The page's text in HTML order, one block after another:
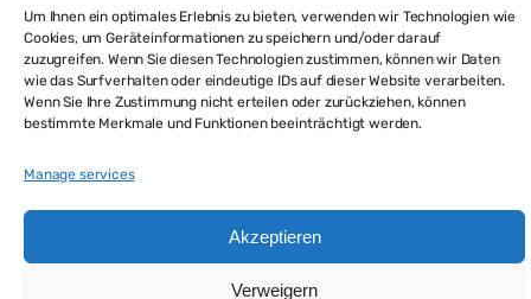
Um Ihnen ein optimales Erlebnis zu bieten, verwenden wir Technologien wie
Cookies, um Geräteinformationen zu speichern und/oder darauf
zuzugreifen. Wenn Sie diesen Technologien zustimmen, können wir Daten
wie das Surfverhalten oder eindeutige IDs auf dieser Website verarbeiten.
Wenn Sie Ihre Zustimmung nicht erteilen oder zurückziehen, können
bestimmte Merkmale und Funktionen beeinträchtigt werden.
Manage services
Akzeptieren
Verweigern
Günstiges Grundstück kaufen in La Paloma: preiswerte